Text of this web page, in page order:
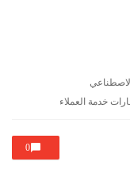
خدمة العملاء
0